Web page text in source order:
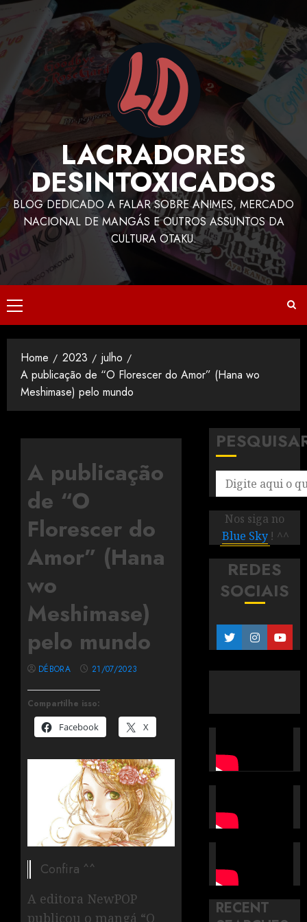
LACRADORES
DESINTOXICADOS
BLOG DEDICADO A FALAR SOBRE ANIMES, MERCADO
NACIONAL DE MANGÁS E OUTROS ASSUNTOS DA
CULTURA OTAKU.
Home 2023
julho
A publicação de “O Florescer do Amor” (Hana wo
Meshimase) pelo mundo
A publicação
de “O
Florescer do
Amor” (Hana
wo
Meshimase)
pelo mundo
Compartilhe isso:
Facebook
X
DÉBORA 21/07/2023
Confira ^^
A editora NewPOP
publicou o mangá “O
Nos siga no
Blue Sky ! ^^
REDES
SOCIAIS
RECENT